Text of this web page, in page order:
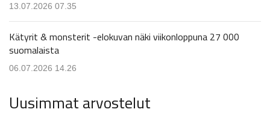
13.07.2026 07.35
Kätyrit & monsterit -elokuvan näki viikonloppuna 27 000
suomalaista
06.07.2026 14.26
Uusimmat arvostelut